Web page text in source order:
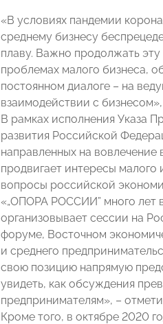
«В условиях пандемии
среднему бизнесу
плаву. Важно продолжать
проблемах малого бизнеса,
постоянном диалоге – на
взаимодействии с
В рамках исполнения Указа
развития Российской
направленных на вовлечение
продвигает интересы
вопросы российской
«„ОПОРА РОССИИ” много лет
организовывает сессии на
форуме, Восточном
и среднего
свою позицию напрямую
увидеть, как обсуждения
предпринимателям», –
Кроме того, в октябре 2020